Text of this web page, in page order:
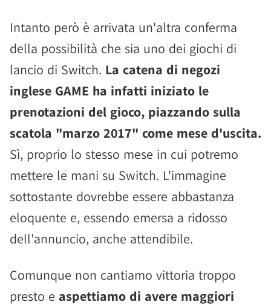
Intanto però è arrivata un'altra conferma
della possibilità che sia uno dei giochi di
lancio di Switch. La catena di negozi
inglese GAME ha infatti iniziato le
prenotazioni del gioco, piazzando sulla
scatola "marzo 2017" come mese d'uscita.
Sì, proprio lo stesso mese in cui potremo
mettere le mani su Switch. L'immagine
sottostante dovrebbe essere abbastanza
eloquente e, essendo emersa a ridosso
dell'annuncio, anche attendibile.
Comunque non cantiamo vittoria troppo
presto e aspettiamo di avere maggiori